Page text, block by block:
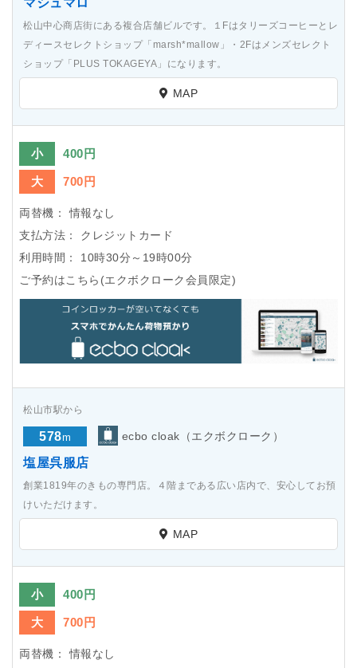
マシュマロ
松山中心商店街にある複合店舗ビルです。１Fはタリーズコーヒーとレ
ディースセレクトショップ「marsh*mallow」・2Fはメンズセレクト
ショップ「PLUS TOKAGEYA」になります。
MAP
小 400円
大 700円
両替機：
情報なし
支払方法：
クレジットカード
利用時間：
10時30分～19時00分
ご予約はこちら(エクボクローク会員限定)
松山市駅から
578m ecbo cloak（エクボクローク）
塩屋呉服店
創業1819年のきもの専門店。４階まである広い店内で、安心してお預
けいただけます。
MAP
小 400円
大 700円
両替機：
情報なし